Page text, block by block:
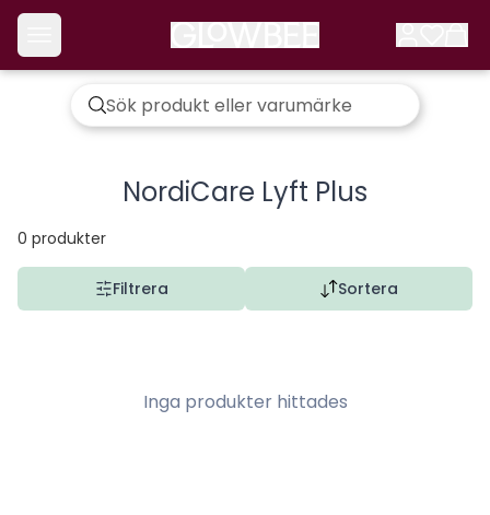
NordiCare Lyft Plus
0 produkter
Filtrera Sortera
Inga produkter hittades